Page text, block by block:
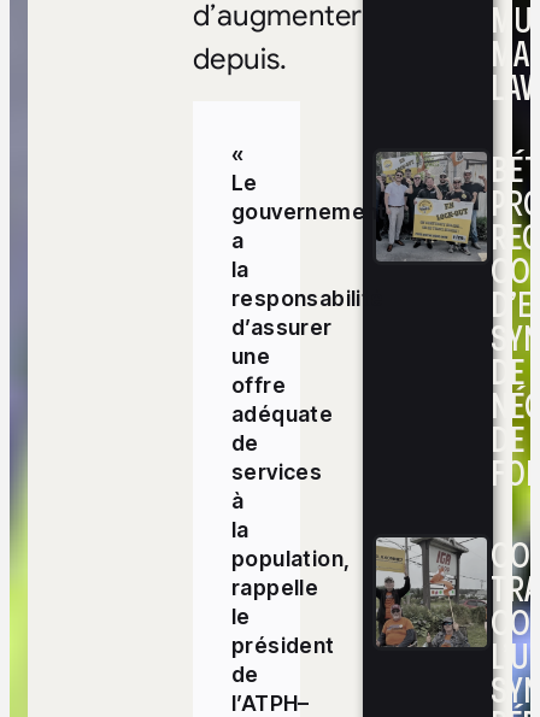
DE
DE
FOI
d’augmenter
depuis.
«
Le
gouvernement
a
la
responsabilité
d’assurer
une
offre
adéquate
de
services
à
la
population,
rappelle
le
président
de
l’ATPH–